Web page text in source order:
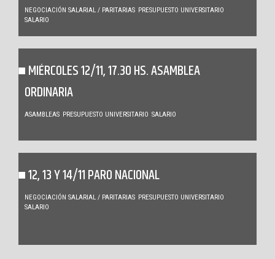
NEGOCIACIÓN SALARIAL / PARITARIAS PRESUPUESTO UNIVERSITARIO
SALARIO
MIÉRCOLES 12/11, 17.30 HS. ASAMBLEA
ORDINARIA
ASAMBLEAS PRESUPUESTO UNIVERSITARIO SALARIO
12, 13 Y 14/11 PARO NACIONAL
NEGOCIACIÓN SALARIAL / PARITARIAS PRESUPUESTO UNIVERSITARIO
SALARIO